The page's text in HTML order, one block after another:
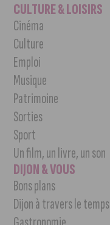
CULTURE & LOISIRS
Cinéma
Culture
Emploi
Musique
Patrimoine
Sorties
Sport
Un film, un livre, un son
DIJON & VOUS
Bons plans
Dijon à travers le temps